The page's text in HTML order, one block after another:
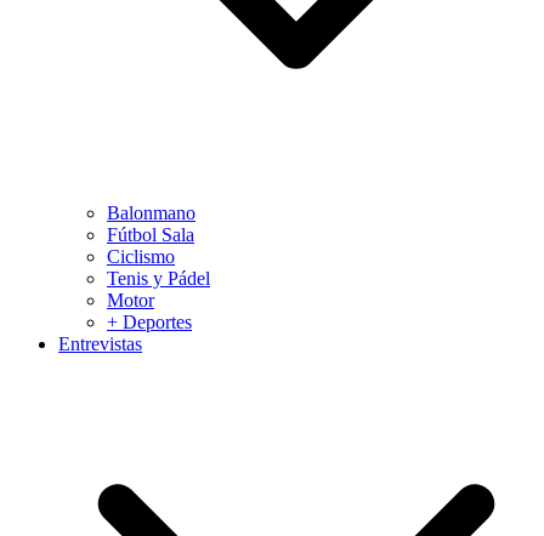
Balonmano
Fútbol Sala
Ciclismo
Tenis y Pádel
Motor
+ Deportes
Entrevistas